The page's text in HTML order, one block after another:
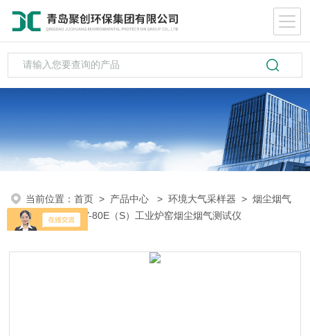
当前位置：首页 > 产品中心 >环境大气采样器 >烟尘烟气
检测仪> JCY-80E（S）工业炉窑烟尘烟气测试仪